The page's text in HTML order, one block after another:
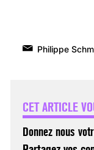
Philippe
CET ARTICLE
Donnez nous